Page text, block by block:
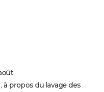
propos du lavage des